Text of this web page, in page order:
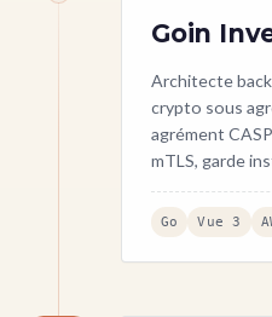
Goin
Architecte
crypto sous
agrément
mTLS, garde
Go Vue 3